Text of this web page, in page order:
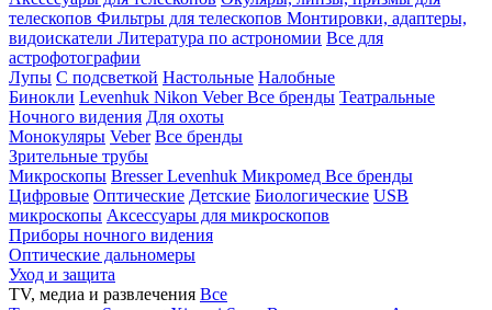
телескопов Фильтры для телескопов Монтировки, адаптеры,
видоискатели Литература по астрономии Все для
астрофотографии
Лупы С подсветкой Настольные Налобные
Бинокли Levenhuk Nikon VeberВсе бренды Театральные
Ночного видения Для охоты
Монокуляры Veber Все бренды
Зрительные трубы
Микроскопы BresserLevenhuk Микромед Все бренды
Цифровые Оптические Детские Биологические USB
микроскопы Аксессуары для микроскопов
Приборы ночного видения
Оптические дальномеры
Уход и защита
TV, медиа и развлечения Все